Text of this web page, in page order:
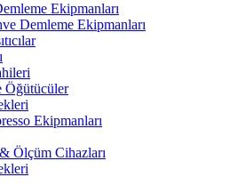
Ekipmanları
Demleme Ekipmanları
Öğütücüler
Ekipmanları
Ölçüm Cihazları